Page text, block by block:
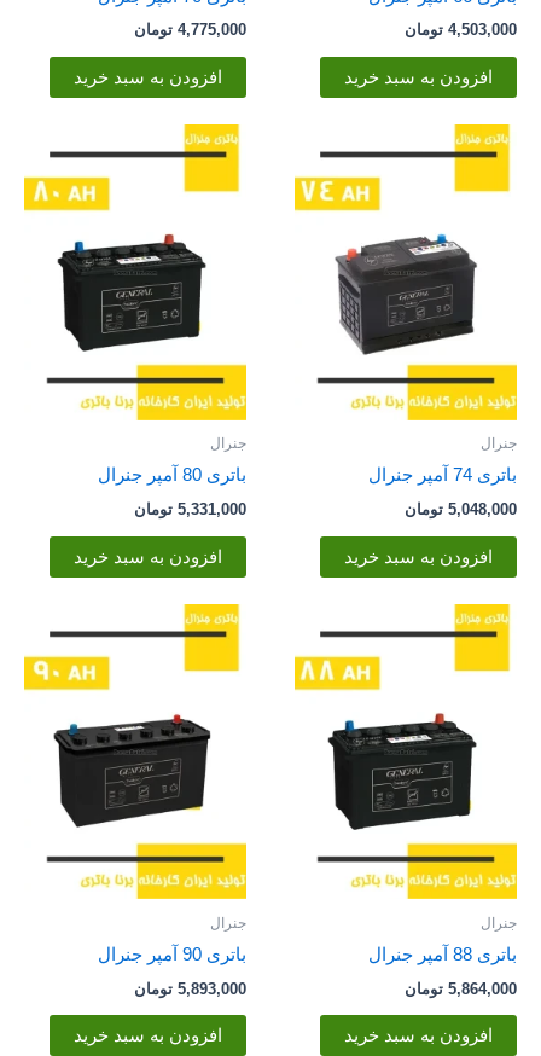
4,503,000 تومان
افزودن به سبد خرید
4,775,000 تومان
افزودن به سبد خرید
جنرال
باتری 74 آمپر جنرال
5,048,000 تومان
افزودن به سبد خرید
جنرال
باتری 80 آمپر جنرال
5,331,000 تومان
افزودن به سبد خرید
جنرال
باتری 88 آمپر جنرال
5,864,000 تومان
افزودن به سبد خرید
جنرال
باتری 90 آمپر جنرال
5,893,000 تومان
افزودن به سبد خرید